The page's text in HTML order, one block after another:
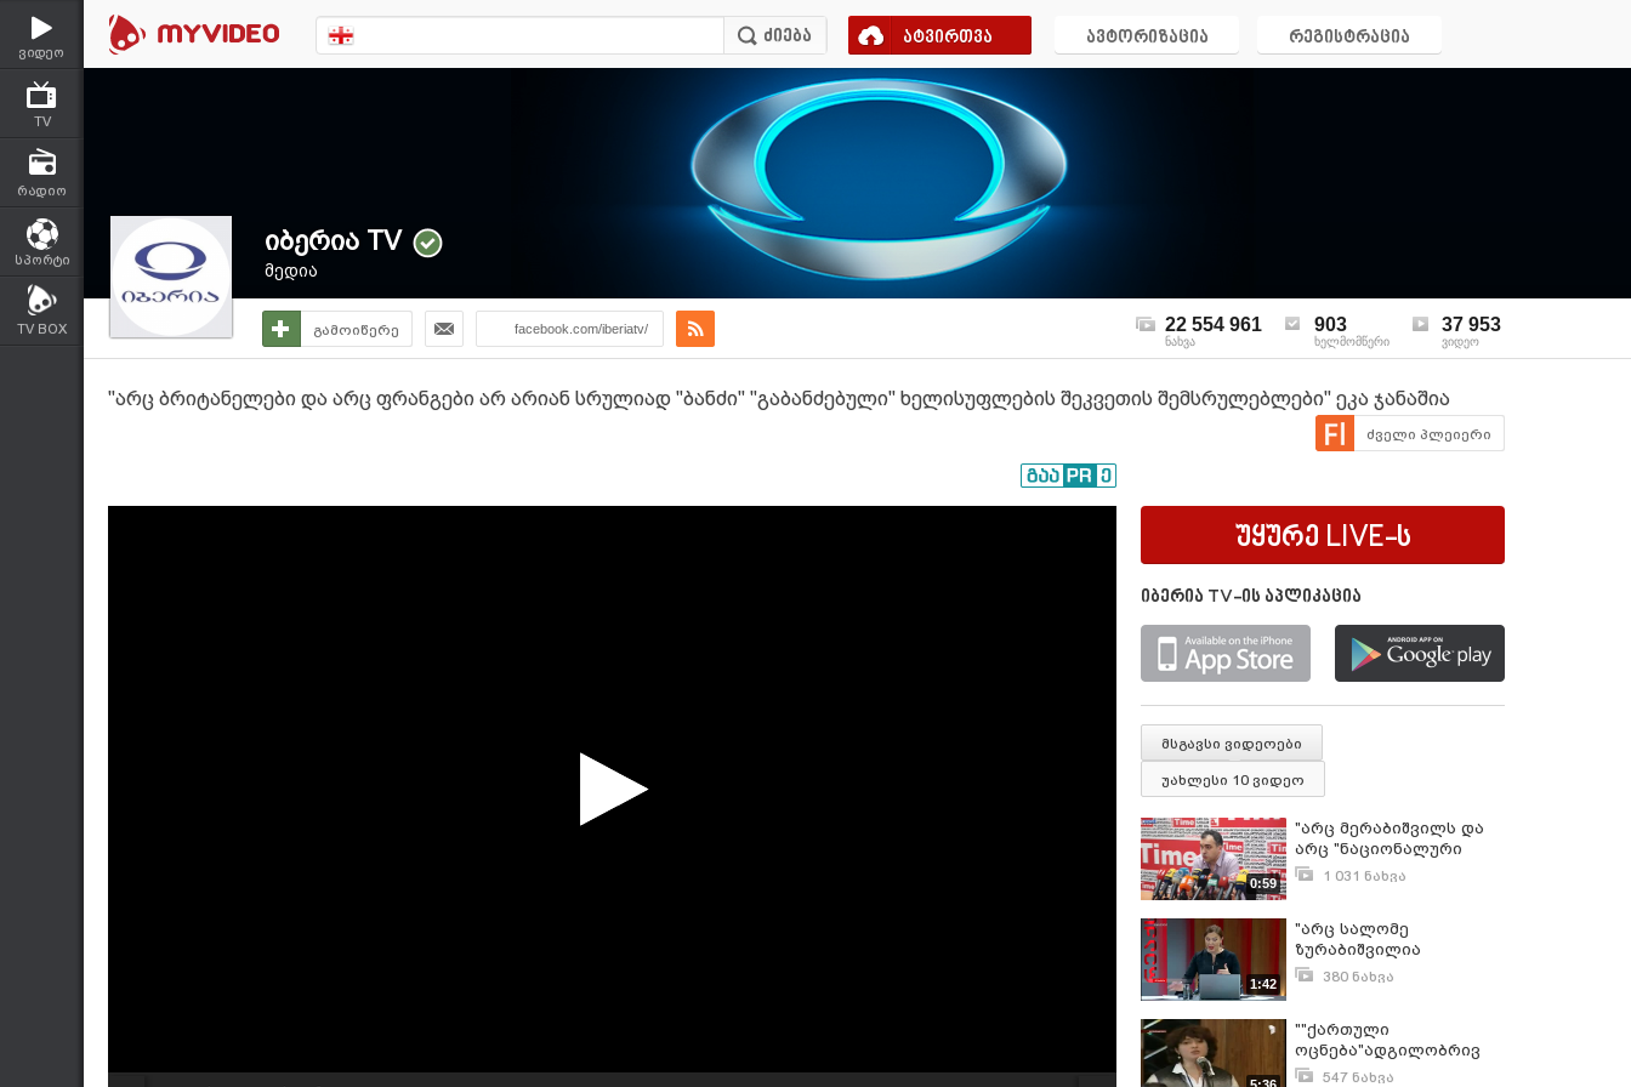
ვიდეო
TV
რადიო
სპორტი
TV BOX
ატვირთვა ავტორიზაცია რეგისტრაცია
იბერია TV
მედია
გამოიწერე facebook.com/iberiatv/ 22 554 961
ნახვა
903
ხელმომწერი
37 953
ვიდეო
"არც ბრიტანელები და არც ფრანგები არ არიან სრულიად "ბანძი" "გაბანძებული" ხელისუფლების შეკვეთის შემსრულებლები" ეკა ჯანაშია
ძველი პლეიერი
უყურე LIVE-ს
იბერია TV-ის აპლიკაცია
მსგავსი ვიდეოები
უახლესი 10 ვიდეო
0:59
"არც მერაბიშვილს და
არც "ნაციონალური
მოძრაობის"სხვა
გამარჯვების შანსი"
1 031 ნახვა
1:42
"არც სალომე
ზურაბიშვილია
მოღალატე და არც
გუბაზ სანიკიძე
380 ნახვა
""ქართული
ოცნება"ადგილობრივ
თვითმმართველობებში
547 ნახვა